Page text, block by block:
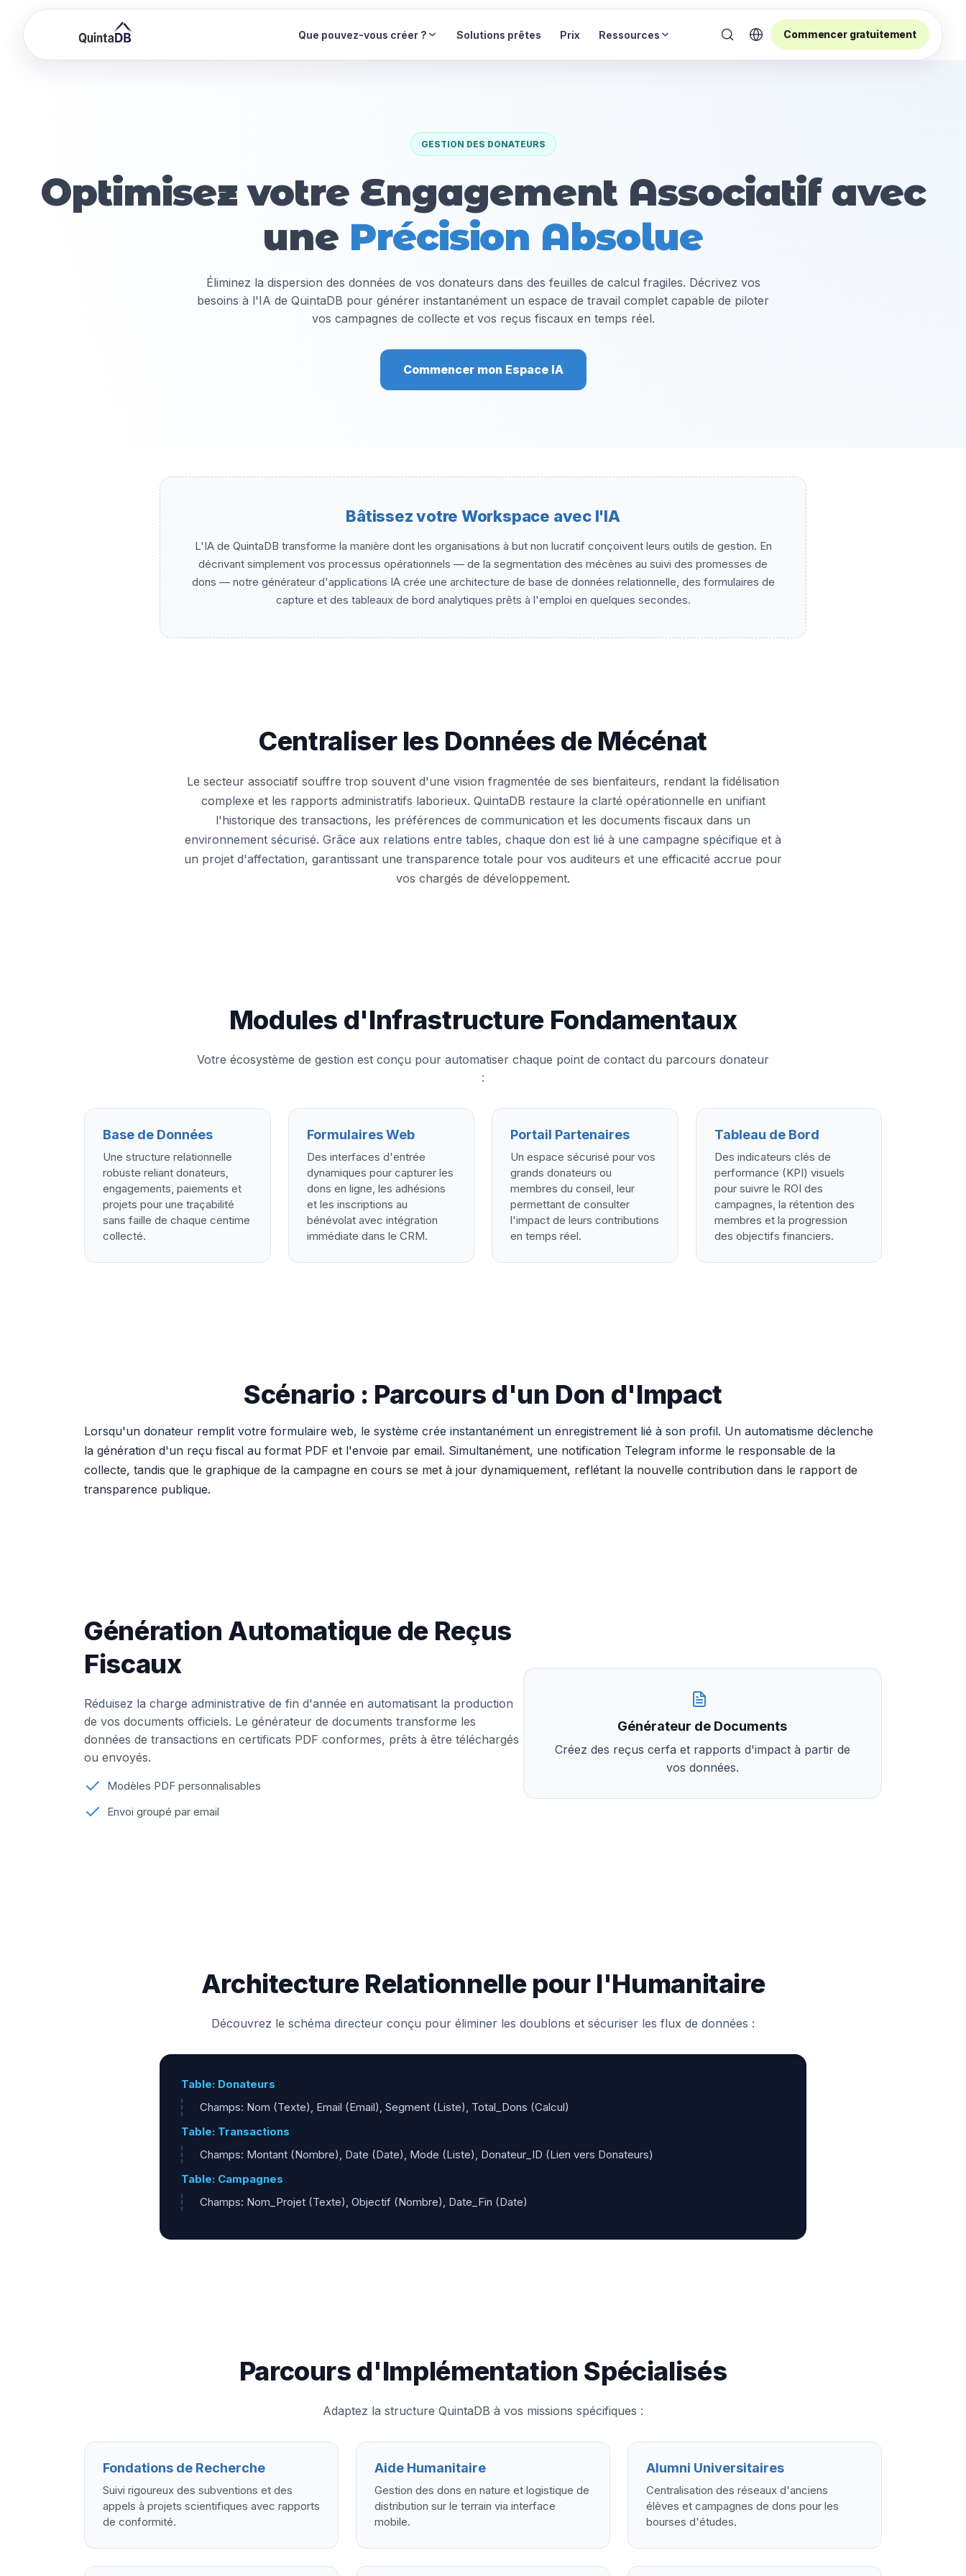
Que pouvez-vous créer ? Solutions prêtes Prix Ressources Commencer gratuitement
GESTION DES DONATEURS
Optimisez votre Engagement Associatif avec
une Précision Absolue
Éliminez la dispersion des données de vos donateurs dans des feuilles de calcul fragiles. Décrivez vos
besoins à l'IA de QuintaDB pour générer instantanément un espace de travail complet capable de piloter
vos campagnes de collecte et vos reçus fiscaux en temps réel.
Commencer mon Espace IA
Bâtissez votre Workspace avec l'IA
L'IA de QuintaDB transforme la manière dont les organisations à but non lucratif conçoivent leurs outils de gestion. En
décrivant simplement vos processus opérationnels — de la segmentation des mécènes au suivi des promesses de
dons — notre générateur d'applications IA crée une architecture de base de données relationnelle, des formulaires de
capture et des tableaux de bord analytiques prêts à l'emploi en quelques secondes.
Centraliser les Données de Mécénat
Le secteur associatif souffre trop souvent d'une vision fragmentée de ses bienfaiteurs, rendant la fidélisation
complexe et les rapports administratifs laborieux. QuintaDB restaure la clarté opérationnelle en unifiant
l'historique des transactions, les préférences de communication et les documents fiscaux dans un
environnement sécurisé. Grâce aux relations entre tables, chaque don est lié à une campagne spécifique et à
un projet d'affectation, garantissant une transparence totale pour vos auditeurs et une efficacité accrue pour
vos chargés de développement.
Modules d'Infrastructure Fondamentaux
Votre écosystème de gestion est conçu pour automatiser chaque point de contact du parcours donateur
:
Base de Données
Une structure relationnelle
robuste reliant donateurs,
engagements, paiements et
projets pour une traçabilité
sans faille de chaque centime
collecté.
Formulaires Web
Des interfaces d'entrée
dynamiques pour capturer les
dons en ligne, les adhésions
et les inscriptions au
bénévolat avec intégration
immédiate dans le CRM.
Portail Partenaires
Un espace sécurisé pour vos
grands donateurs ou
membres du conseil, leur
permettant de consulter
l'impact de leurs contributions
en temps réel.
Tableau de Bord
Des indicateurs clés de
performance (KPI) visuels
pour suivre le ROI des
campagnes, la rétention des
membres et la progression
des objectifs financiers.
Scénario : Parcours d'un Don d'Impact
Lorsqu'un donateur remplit votre formulaire web, le système crée instantanément un enregistrement lié à son profil. Un automatisme déclenche
la génération d'un reçu fiscal au format PDF et l'envoie par email. Simultanément, une notification Telegram informe le responsable de la
collecte, tandis que le graphique de la campagne en cours se met à jour dynamiquement, reflétant la nouvelle contribution dans le rapport de
transparence publique.
Génération Automatique de Reçus
Fiscaux
Réduisez la charge administrative de fin d'année en automatisant la production
de vos documents officiels. Le générateur de documents transforme les
données de transactions en certificats PDF conformes, prêts à être téléchargés
ou envoyés.
Modèles PDF personnalisables
Envoi groupé par email
Générateur de Documents
Créez des reçus cerfa et rapports d'impact à partir de
vos données.
Architecture Relationnelle pour l'Humanitaire
Découvrez le schéma directeur conçu pour éliminer les doublons et sécuriser les flux de données :
Table: Donateurs
Champs: Nom (Texte), Email (Email), Segment (Liste), Total_Dons (Calcul)
Table: Transactions
Champs: Montant (Nombre), Date (Date), Mode (Liste), Donateur_ID (Lien vers Donateurs)
Table: Campagnes
Champs: Nom_Projet (Texte), Objectif (Nombre), Date_Fin (Date)
Parcours d'Implémentation Spécialisés
Adaptez la structure QuintaDB à vos missions spécifiques :
Fondations de Recherche
Suivi rigoureux des subventions et des
appels à projets scientifiques avec rapports
de conformité.
Aide Humanitaire
Gestion des dons en nature et logistique de
distribution sur le terrain via interface
mobile.
Alumni Universitaires
Centralisation des réseaux d'anciens
élèves et campagnes de dons pour les
bourses d'études.